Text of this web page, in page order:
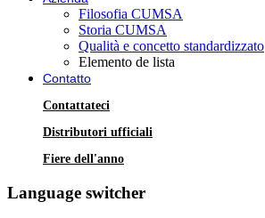
Filosofia CUMSA
Storia CUMSA
Qualità e concetto standardizzato
Elemento de lista
Contatto
Contattateci
Distributori ufficiali
Fiere dell'anno
Language switcher